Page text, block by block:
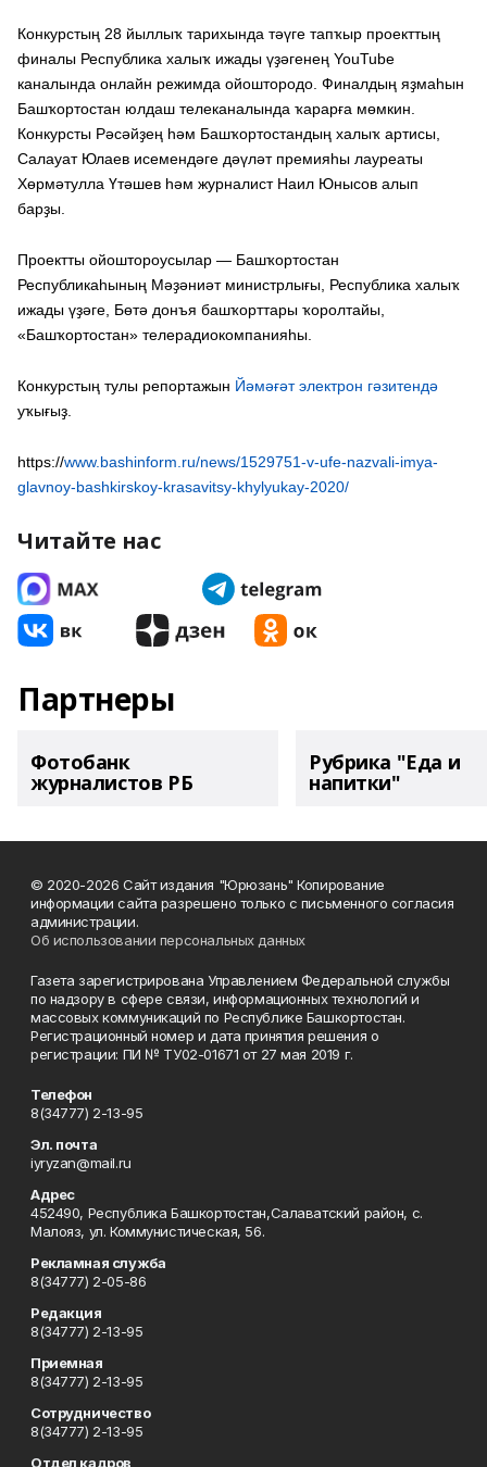
Конкурстың 28 йыллыҡ тарихында тәүге тапҡыр проекттың
финалы Республика халыҡ ижады үҙәгенең YouTube
каналында онлайн режимда ойоштородо. Финалдың яҙмаһын
Башҡортостан юлдаш телеканалында ҡарарға мөмкин.
Конкурсты Рәсәйҙең һәм Башҡортостандың халыҡ артисы,
Салауат Юлаев исемендәге дәүләт премияһы лауреаты
Хөрмәтулла Үтәшев һәм журналист Наил Юнысов алып
барҙы.
Проектты ойоштороусылар — Башҡортостан
Республикаһының Мәҙәниәт министрлығы, Республика халыҡ
ижады үҙәге, Бөтә донъя башҡорттары ҡоролтайы,
«Башҡортостан» телерадиокомпанияһы.
Конкурстың тулы репортажын Йәмәғәт электрон гәзитендә
уҡығыҙ.
https://www.bashinform.ru/news/1529751-v-ufe-nazvali-imya-
glavnoy-bashkirskoy-krasavitsy-khylyukay-2020/
Читайте нас
Партнеры
Фотобанк
журналистов РБ
Рубрика "Еда и
напитки"
© 2020-2026 Сайт издания "Юрюзань" Копирование
информации сайта разрешено только с письменного согласия
администрации.
Об использовании персональных данных
Газета зарегистрирована Управлением Федеральной службы
по надзору в сфере связи, информационных технологий и
массовых коммуникаций по Республике Башкортостан.
Регистрационный номер и дата принятия решения о
регистрации: ПИ № ТУ02-01671 от 27 мая 2019 г.
Телефон
8(34777) 2-13-95
Эл. почта
iyryzan@mail.ru
Адрес
452490, Республика Башкортостан,Салаватский район, с.
Малояз, ул. Коммунистическая, 56.
Рекламная служба
8(34777) 2-05-86
Редакция
8(34777) 2-13-95
Приемная
8(34777) 2-13-95
Сотрудничество
8(34777) 2-13-95
Отдел кадров